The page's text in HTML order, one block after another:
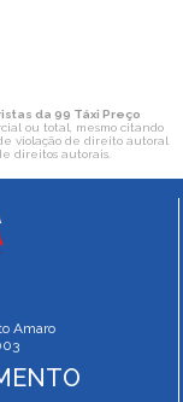
da 99 Táxi Preço
ou total, mesmo citando
violação de direito autoral
direitos autorais.
Amaro